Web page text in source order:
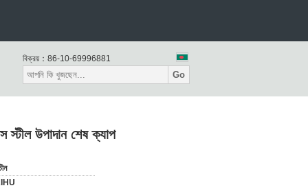
বিক্রয়： 86-10-69996881
Go
উপাদান শেষ ক্যাপ